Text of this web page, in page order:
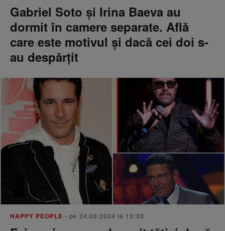
Gabriel Soto și Irina Baeva au
dormit în camere separate. Află
care este motivul și dacă cei doi s-
au despărțit
HAPPY PEOPLE • pe 24.05.2024 la 13:30